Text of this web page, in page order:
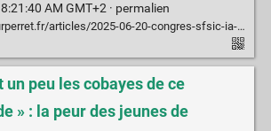
AM GMT+2 · permalien
2025-06-20-congres-sfsic-ia-impasse-informationnelle.html
un peu les cobayes de ce
» : la peur des jeunes de